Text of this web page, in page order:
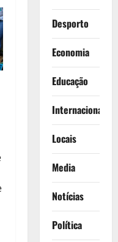
Desporto
Economia
Educação
Internacionais
Locais
Media
Notícias
Política